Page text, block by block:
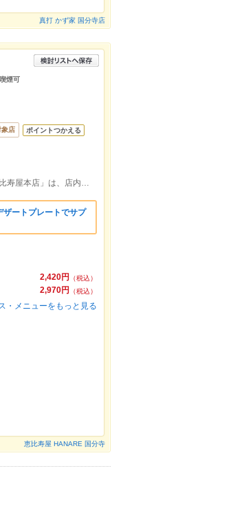
真打 かず家 国分寺店
煙可
象店 ポイントつかえる
国分寺駅北口徒歩3分HANAREから徒歩30秒の姉妹店「恵比寿屋本店」は、店内喫煙可能で朝5時まで営業！！
ザートプレートでサプ
2,420円
（税込）
2,970円
（税込）
・メニューをもっと見る
恵比寿屋 HANARE 国分寺